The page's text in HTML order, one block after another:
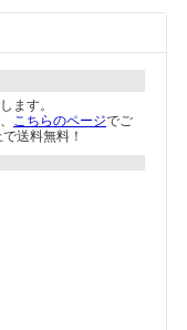
ます。
こちらのページでご
送料無料！